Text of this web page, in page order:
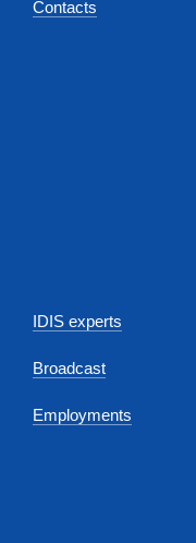
Contacts
IDIS experts
Broadcast
Employments